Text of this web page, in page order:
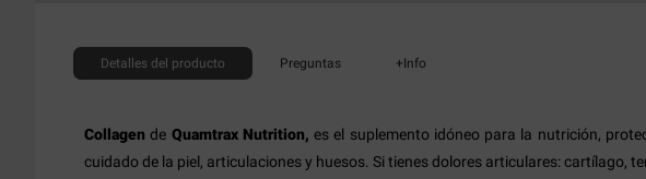
Detalles del producto Preguntas +Info
Collagende Quamtrax Nutrition, es el suplemento idóneo para la nutrición,
cuidado de la piel, articulaciones y huesos. Si tienes dolores articulares: cartílago,